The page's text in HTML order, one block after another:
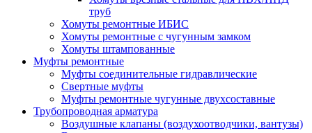
труб
Хомуты ремонтные ИБИС
Хомуты ремонтные с чугунным замком
Хомуты штампованные
Муфты ремонтные
Муфты соединительные гидравлические
Свертные муфты
Муфты ремонтные чугунные двухсоставные
Трубопроводная арматура
Воздушные клапаны (воздухоотводчики, вантузы)